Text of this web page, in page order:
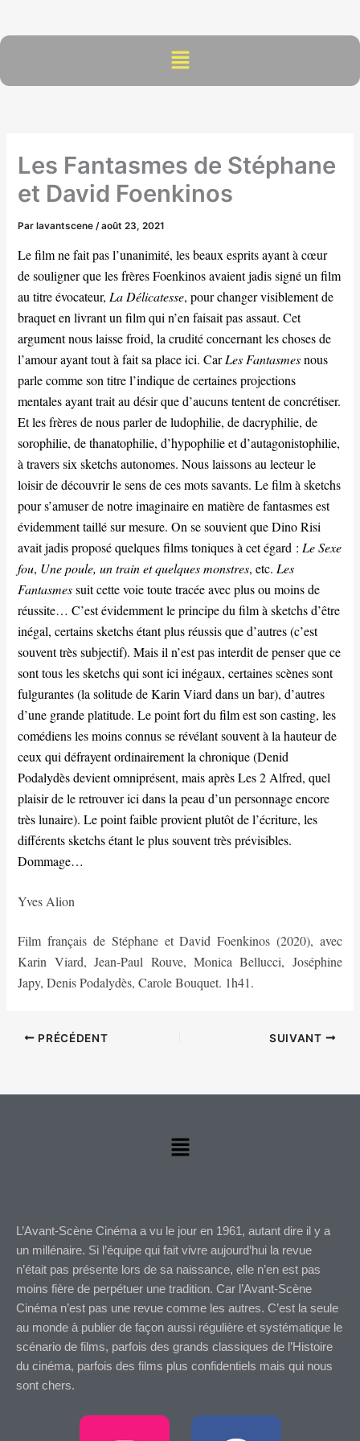
contenu
Menu
Les Fantasmes de Stéphane
et David Foenkinos
Parlavantscene /août 23, 2021
Le film ne fait pas l’unanimité, les beaux esprits ayant à cœur
de souligner que les frères Foenkinos avaient jadis signé un film
au titre évocateur, La Délicatesse, pour changer visiblement de
braquet en livrant un film qui n’en faisait pas assaut. Cet
argument nous laisse froid, la crudité concernant les choses de
l’amour ayant tout à fait sa place ici. CarLes Fantasmesnous
parle comme son titre l’indique de certaines projections
mentales ayant trait au désir que d’aucuns tentent de concrétiser.
Et les frères de nous parler de ludophilie, de dacryphilie, de
sorophilie, de thanatophilie, d’hypophilie et d’autagonistophilie,
à travers six sketchs autonomes. Nous laissons au lecteur le
loisir de découvrir le sens de ces mots savants. Le film à sketchs
pour s’amuser de notre imaginaire en matière de fantasmes est
évidemment taillé sur mesure. On se souvient que Dino Risi
avait jadis proposé quelques films toniques à cet égard : Le Sexe
fou, Une poule, un train et quelques monstres, etc. Les
Fantasmessuit cette voie toute tracée avec plus ou moins de
réussite… C’est évidemment le principe du film à sketchs d’être
inégal, certains sketchs étant plus réussis que d’autres (c’est
souvent très subjectif). Mais il n’est pas interdit de penser que ce
sont tous les sketchs qui sont ici inégaux, certaines scènes sont
fulgurantes (la solitude de Karin Viard dans un bar), d’autres
d’une grande platitude. Le point fort du film est son casting, les
comédiens les moins connus se révélant souvent à la hauteur de
ceux qui défrayent ordinairement la chronique (Denid
Podalydès devient omniprésent, mais après Les 2 Alfred, quel
plaisir de le retrouver ici dans la peau d’un personnage encore
très lunaire). Le point faible provient plutôt de l’écriture, les
différents sketchs étant le plus souvent très prévisibles.
Dommage…
Yves Alion
Film français de Stéphane et David Foenkinos (2020), avec
Karin Viard, Jean-Paul Rouve, Monica Bellucci, Joséphine
Japy, Denis Podalydès, Carole Bouquet. 1h41.
PRÉCÉDENT SUIVANT
Menu
L’Avant-Scène Cinéma a vu le jour en 1961, autant dire il y a
un millénaire. Si l’équipe qui fait vivre aujourd’hui la revue
n’était pas présente lors de sa naissance, elle n’en est pas
moins fière de perpétuer une tradition. Car l’Avant-Scène
Cinéma n’est pas une revue comme les autres. C’est la seule
au monde à publier de façon aussi régulière et systématique le
scénario de films, parfois des grands classiques de l’Histoire
du cinéma, parfois des films plus confidentiels mais qui nous
sont chers.